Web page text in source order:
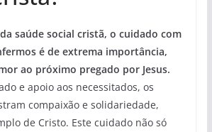
saúde social cristã, o cuidado com
é de extrema importância,
ao próximo pregado por Jesus.
e apoio aos necessitados, os
compaixão e solidariedade,
de Cristo. Este cuidado não só